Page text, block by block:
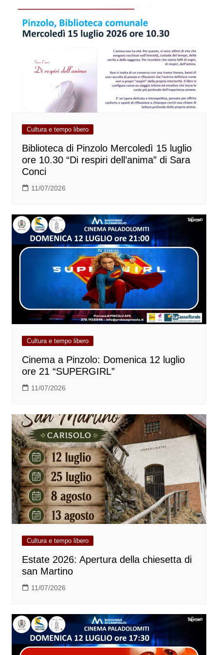
Cultura e tempo libero
Biblioteca di Pinzolo Mercoledì 15 luglio
ore 10.30 “Di respiri dell’anima” di Sara
Conci
11/07/2026
Cultura e tempo libero
Cinema a Pinzolo: Domenica 12 luglio
ore 21 “SUPERGIRL”
11/07/2026
Cultura e tempo libero
Estate 2026: Apertura della chiesetta di
san Martino
11/07/2026